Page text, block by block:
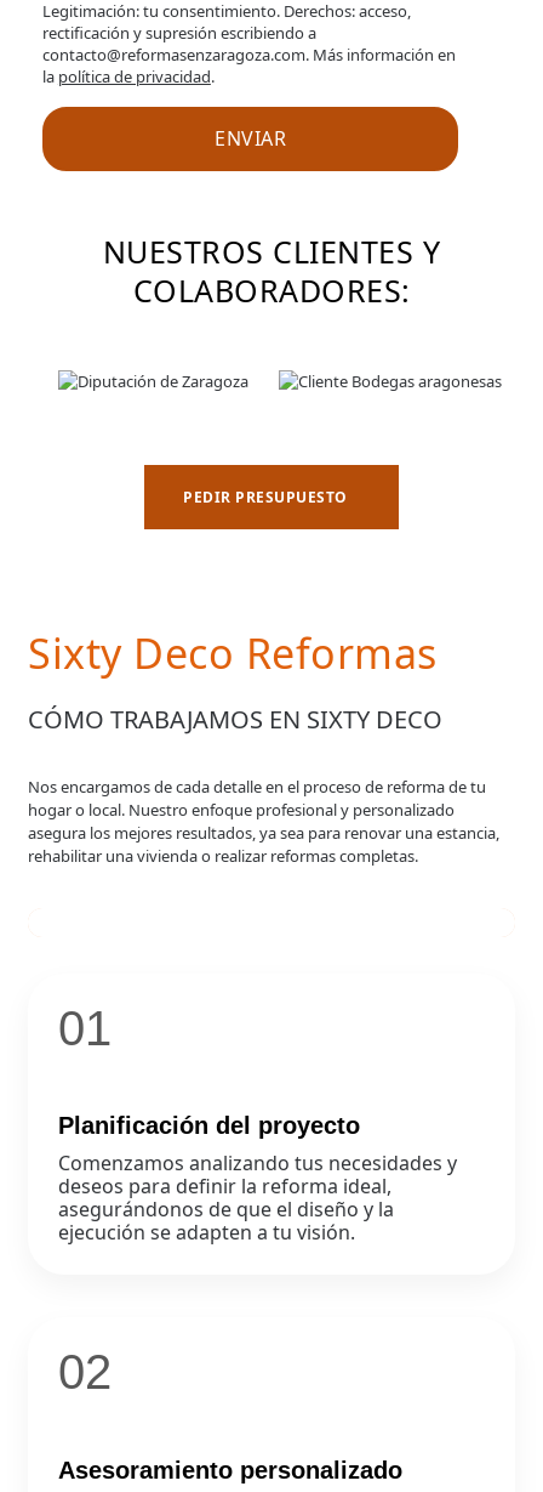
Legitimación: tu consentimiento. Derechos: acceso,
rectificación y supresión escribiendo a
contacto@reformasenzaragoza.com. Más información en
la política de privacidad.
NUESTROS CLIENTES Y
COLABORADORES:
PEDIR PRESUPUESTO
Sixty Deco Reformas
CÓMO TRABAJAMOS EN SIXTY DECO
Nos encargamos de cada detalle en el proceso de reforma de tu
hogar o local. Nuestro enfoque profesional y personalizado
asegura los mejores resultados, ya sea para renovar una estancia,
rehabilitar una vivienda o realizar reformas completas.
01
Planificación del proyecto
Comenzamos analizando tus necesidades y
deseos para definir la reforma ideal,
asegurándonos de que el diseño y la
ejecución se adapten a tu visión.
02
Asesoramiento personalizado